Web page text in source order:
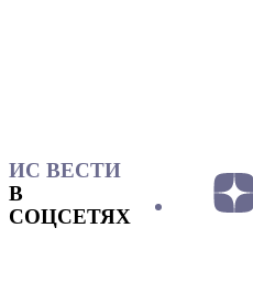
ИС ВЕСТИ
В
СОЦСЕТЯХ